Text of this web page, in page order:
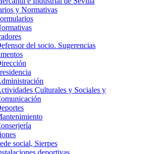
y Normativas
del socio. Sugerencias
Culturales y Sociales y
social, Sierpes
deportivas